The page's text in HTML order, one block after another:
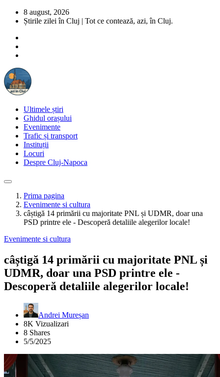
8 august, 2026
Știrile zilei în Cluj | Tot ce contează, azi, în Cluj.
Ultimele știri
Ghidul orașului
Evenimente
Trafic și transport
Instituții
Locuri
Despre Cluj-Napoca
Prima pagina
Evenimente si cultura
câștigă 14 primării cu majoritate PNL și UDMR, doar una
PSD printre ele - Descoperă detaliile alegerilor locale!
Evenimente si cultura
câștigă 14 primării cu majoritate PNL și
UDMR, doar una PSD printre ele -
Descoperă detaliile alegerilor locale!
Andrei Mureșan
8K Vizualizari
8 Shares
5/5/2025